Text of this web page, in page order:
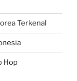
Terkenal
Hop